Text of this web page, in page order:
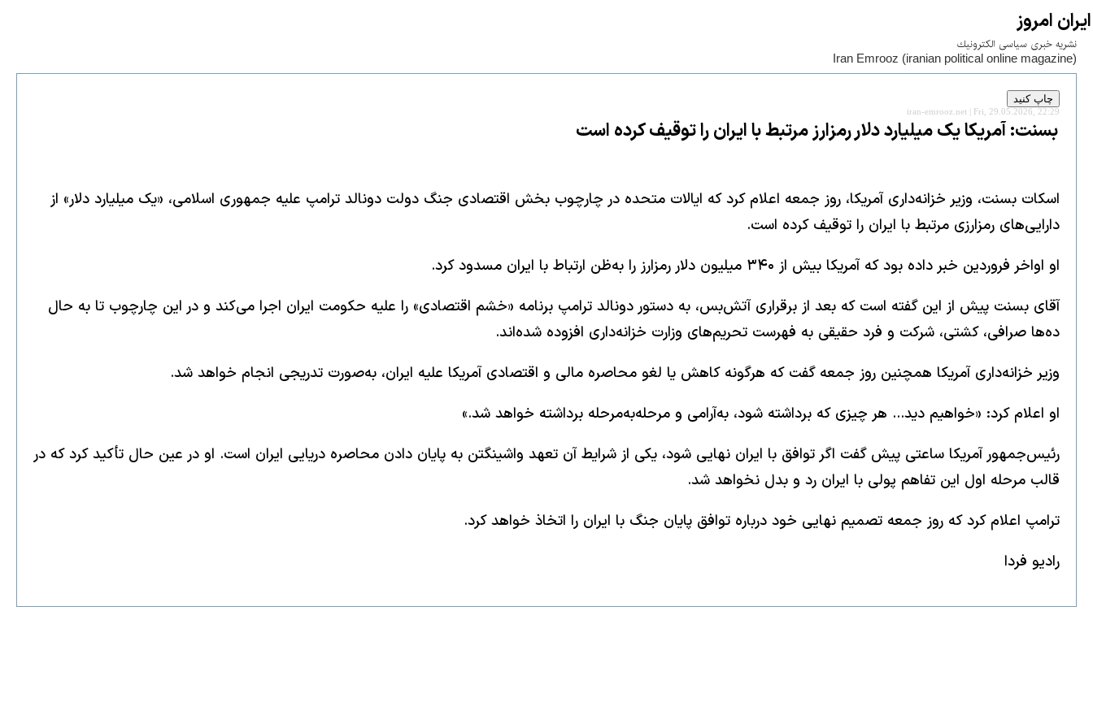
ايران امروز
نشريه خبری سياسی الكترونيك
Iran Emrooz (iranian political online magazine)
iran-emrooz.net | Fri, 29.05.2026, 22:29
بسنت: آمریکا یک میلیارد دلار رمزارز مرتبط با ایران را توقیف کرده است
اسکات بسنت، وزیر خزانه‌داری آمریکا، روز جمعه اعلام کرد که ایالات متحده در چارچوب بخش اقتصادی جنگ دولت دونالد ترامپ علیه جمهوری اسلامی، «یک میلیارد دلار» از
دارایی‌های رمزارزی مرتبط با ایران را توقیف کرده است.
او اواخر فروردین خبر داده بود که آمریکا بیش از ۳۴۰ میلیون دلار رمزارز را به‌ظن ارتباط با ایران مسدود کرد.
آقای بسنت پیش از این گفته است که بعد از برقراری آتش‌بس، به دستور دونالد ترامپ برنامه «خشم اقتصادی» را علیه حکومت ایران اجرا می‌کند و در این چارچوب تا به حال
ده‌ها صرافی، کشتی، شرکت و فرد حقیقی به فهرست تحریم‌های وزارت خزانه‌داری افزوده شده‌اند.
وزیر خزانه‌داری آمریکا همچنین روز جمعه گفت که هرگونه کاهش یا لغو محاصره مالی و اقتصادی آمریکا علیه ایران، به‌صورت تدریجی انجام خواهد شد.
او اعلام کرد: «خواهیم دید... هر چیزی که برداشته شود، به‌آرامی و مرحله‌به‌مرحله برداشته خواهد شد.»
رئیس‌جمهور آمریکا ساعتی پیش گفت اگر توافق با ایران نهایی شود، یکی از شرایط آن تعهد واشینگتن به پایان دادن محاصره دریایی ایران است. او در عین حال تأکید کرد که در
قالب مرحله اول این تفاهم پولی با ایران رد و بدل نخواهد شد.
ترامپ اعلام کرد که روز جمعه تصمیم نهایی خود درباره توافق پایان جنگ با ایران را اتخاذ خواهد کرد.
رادیو فردا